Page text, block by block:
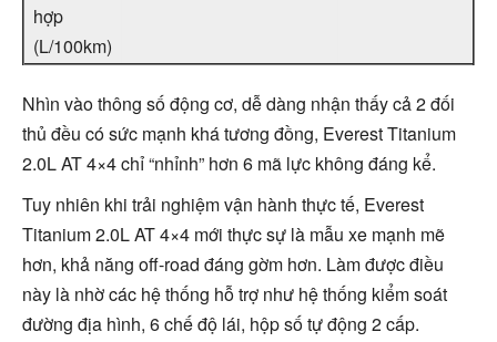
hợp
(L/100km)
Nhìn vào thông số động cơ, dễ dàng nhận thấy cả 2 đối
thủ đều có sức mạnh khá tương đồng, Everest Titanium
2.0L AT 4×4 chỉ “nhỉnh” hơn 6 mã lực không đáng kể.
Tuy nhiên khi trải nghiệm vận hành thực tế, Everest
Titanium 2.0L AT 4×4 mới thực sự là mẫu xe mạnh mẽ
hơn, khả năng off-road đáng gờm hơn. Làm được điều
này là nhờ các hệ thống hỗ trợ như hệ thống kiểm soát
đường địa hình, 6 chế độ lái, hộp số tự động 2 cấp.